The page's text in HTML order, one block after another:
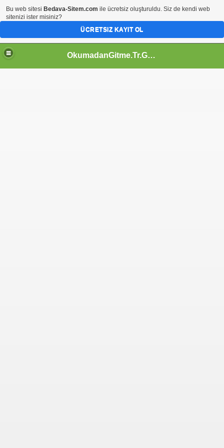
OkumadanGitme.Tr.Gg | Eğlence | Siten İçin | Servisler |TeknoBilgi | İzle Ögren | Webmaster | Tr.Gg |
Bu web sitesi Bedava-Sitem.com ile ücretsiz oluşturuldu. Siz de kendi web
sitenizi ister misiniz?
ÜCRETSIZ KAYIT OL